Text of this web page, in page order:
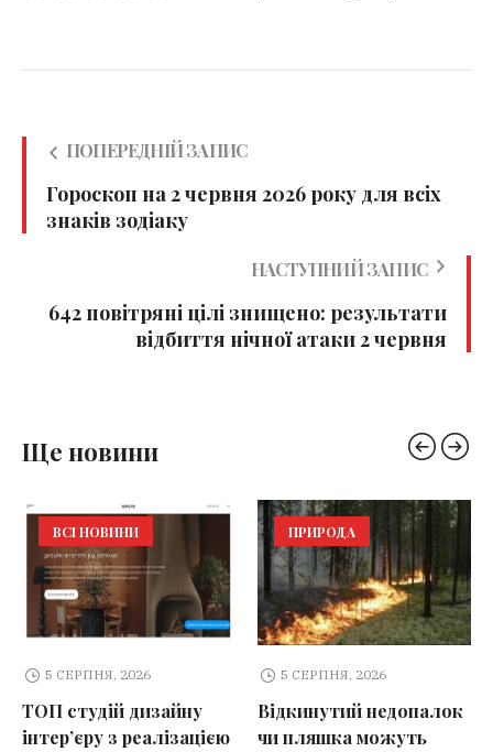
ПОПЕРЕДНІЙ ЗАПИС
Гороскоп на 2 червня 2026 року для всіх
знаків зодіаку
НАСТУПНИЙ ЗАПИС
642 повітряні цілі знищено: результати
відбиття нічної атаки 2 червня
Ще новини
ВСІ НОВИНИ
5 СЕРПНЯ, 2026
ТОП студій дизайну
інтер’єру з реалізацією
ПРИРОДА
5 СЕРПНЯ, 2026
Відкинутий недопалок
чи пляшка можуть